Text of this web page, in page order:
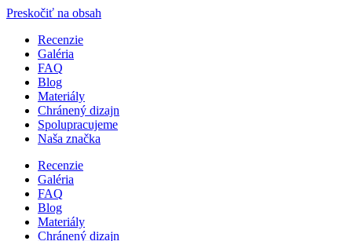
Preskočiť na obsah
Recenzie
Galéria
FAQ
Blog
Materiály
Chránený dizajn
Spolupracujeme
Naša značka
Recenzie
Galéria
FAQ
Blog
Materiály
Chránený dizajn